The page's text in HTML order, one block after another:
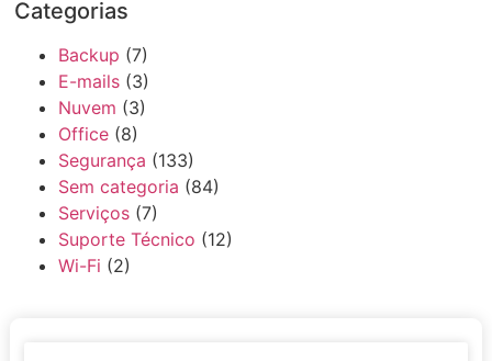
Categorias
Backup (7)
E-mails (3)
Nuvem (3)
Office (8)
Segurança (133)
Sem categoria (84)
Serviços (7)
Suporte Técnico (12)
Wi-Fi (2)